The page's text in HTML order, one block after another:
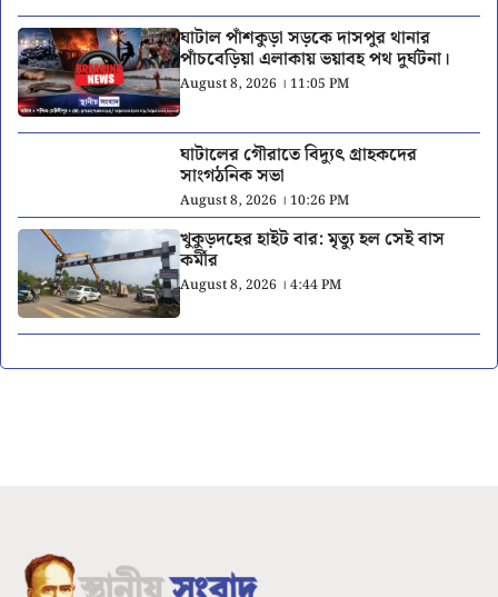
ঘাটাল পাঁশকুড়া সড়কে দাসপুর থানার
পাঁচবেড়িয়া এলাকায় ভয়াবহ পথ দুর্ঘটনা।
August 8, 2026 । 11:05 PM
ঘাটালের গৌরাতে বিদ্যুৎ গ্রাহকদের
সাংগঠনিক সভা
August 8, 2026 । 10:26 PM
খুকুড়দহের হাইট বার: মৃত্যু হল সেই বাস
কর্মীর
August 8, 2026 । 4:44 PM